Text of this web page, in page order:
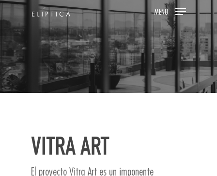
Skip
to
main
content
MENU
VITRA ART
El proyecto Vitra Art es un imponente